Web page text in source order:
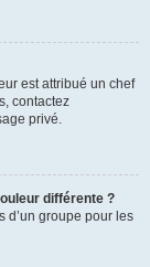
est attribué un chef
contactez
privé.
différente ?
d’un groupe pour les